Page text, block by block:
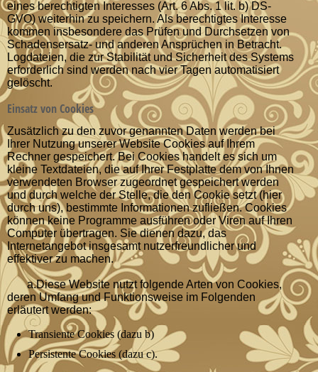
eines berechtigten Interesses (Art. 6 Abs. 1 lit. b) DS-
GVO) weiterhin zu speichern. Als berechtigtes Interesse
kommen insbesondere das Prüfen und Durchsetzen von
Schadensersatz- und anderen Ansprüchen in Betracht.
Logdateien, die zur Stabilität und Sicherheit des Systems
erforderlich sind werden nach vier Tagen automatisiert
gelöscht.
Einsatz von Cookies
Zusätzlich zu den zuvor genannten Daten werden bei
Ihrer Nutzung unserer Website Cookies auf Ihrem
Rechner gespeichert. Bei Cookies handelt es sich um
kleine Textdateien, die auf Ihrer Festplatte dem von Ihnen
verwendeten Browser zugeordnet gespeichert werden
und durch welche der Stelle, die den Cookie setzt (hier
durch uns), bestimmte Informationen zufließen. Cookies
können keine Programme ausführen oder Viren auf Ihren
Computer übertragen. Sie dienen dazu, das
Internetangebot insgesamt nutzerfreundlicher und
effektiver zu machen.
a.Diese Website nutzt folgende Arten von Cookies,
deren Umfang und Funktionsweise im Folgenden
erläutert werden:
Transiente Cookies (dazu b)
Persistente Cookies (dazu c).